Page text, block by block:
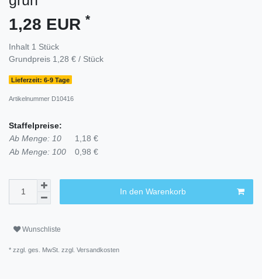
1,28 EUR *
Inhalt 1 Stück
Grundpreis 1,28 € / Stück
Lieferzeit: 6-9 Tage
Artikelnummer D10416
Staffelpreise:
Ab Menge: 10
1,18 €
Ab Menge: 100
0,98 €
In den Warenkorb
Wunschliste
* zzgl. ges. MwSt. zzgl. Versandkosten